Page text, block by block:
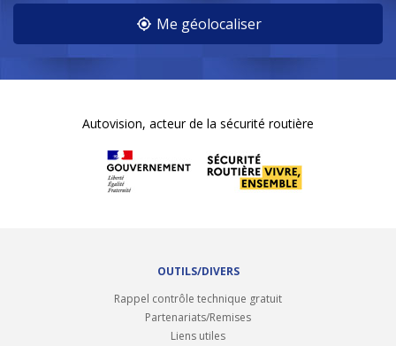
Me géolocaliser
Autovision, acteur de la sécurité routière
OUTILS/DIVERS
Rappel contrôle technique gratuit
Partenariats/Remises
Liens utiles